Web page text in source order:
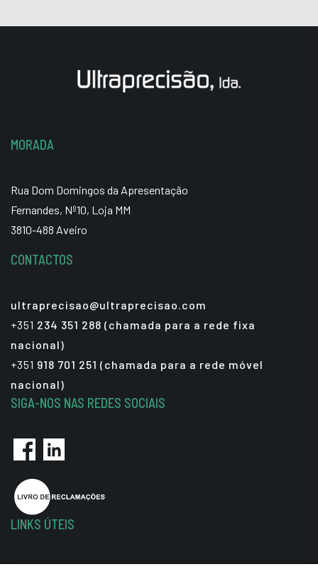
MORADA
Rua Dom Domingos da Apresentação
Fernandes, Nº10, Loja MM
3810-488 Aveiro
CONTACTOS
ultraprecisao@ultraprecisao.com
+351 234 351 288 (chamada para a rede fixa
nacional)
+351 918 701 251 (chamada para a rede móvel
nacional)
SIGA-NOS NAS REDES SOCIAIS
LINKS ÚTEIS